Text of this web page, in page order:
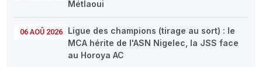
Métlaoui
06 AOÛ 2026
Ligue des champions (tirage au sort) : le
MCA hérite de l'ASN Nigelec, la JSS face
au Horoya AC